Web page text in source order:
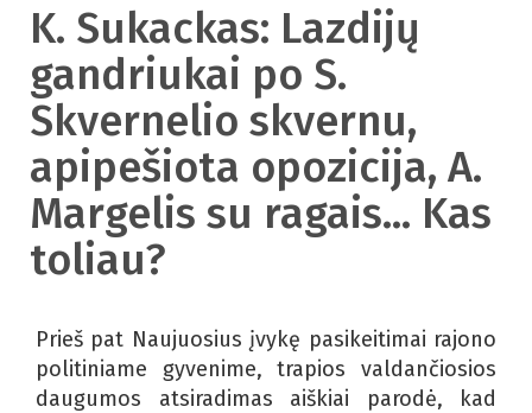
K. Sukackas: Lazdijų
gandriukai po S.
Skvernelio skvernu,
apipešiota opozicija, A.
Margelis su ragais... Kas
toliau?
Prieš pat Naujuosius įvykę pasikeitimai rajono
politiniame gyvenime, trapios valdančiosios
daugumos atsiradimas aiškiai parodė, kad